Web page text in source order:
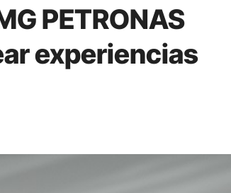
PETRONAS
experiencias